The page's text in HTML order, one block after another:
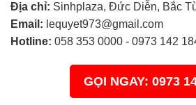
Địa chỉ: Sinhplaza, Đức Diễn, Bắc
Email: lequyet973@gmail.com
Hotline: 058 353 0000 - 0973 142
GỌI NGAY: 0973